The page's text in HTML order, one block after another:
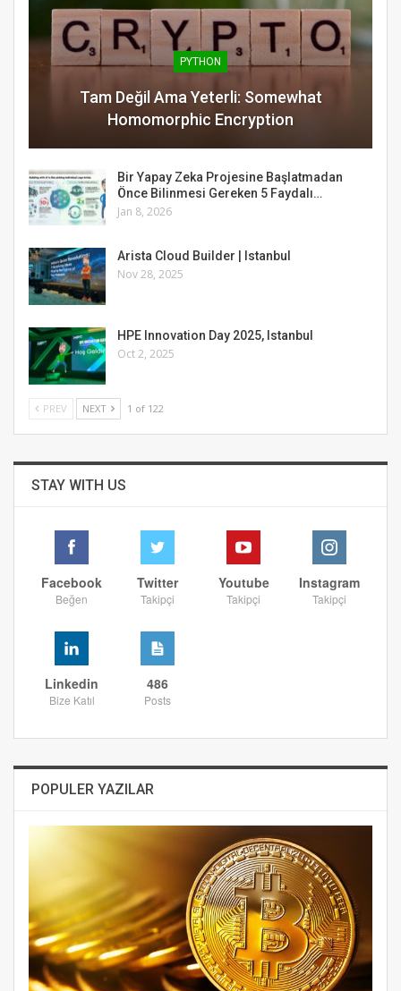
PYTHON
Tam Değil Ama Yeterli: Somewhat
Homomorphic Encryption
Bir Yapay Zeka Projesine Başlatmadan
Önce Bilinmesi Gereken 5 Faydalı…
Jan 8, 2026
Arista Cloud Builder | Istanbul
Nov 28, 2025
HPE Innovation Day 2025, Istanbul
Oct 2, 2025
PREV NEXT 1 of 122
STAY WITH US
Facebook
Beğen
Twitter
Takipçi
Youtube
Takipçi
Instagram
Takipçi
Linkedin
Bize Katıl
486
Posts
POPULER YAZILAR